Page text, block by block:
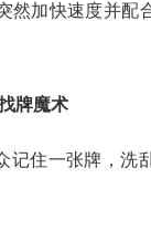
然加快速度并配
牌魔术
记住一张牌，洗